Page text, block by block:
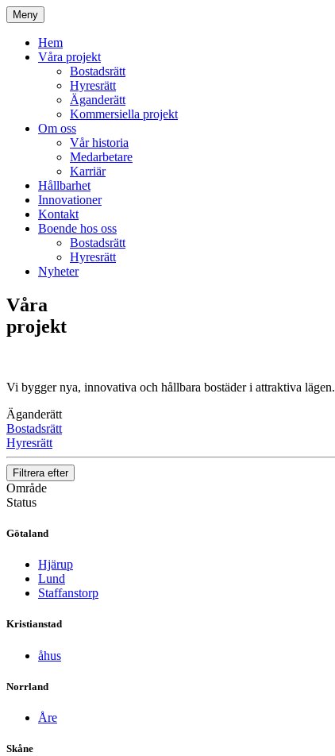
Meny
Hem
Våra projekt
Bostadsrätt
Hyresrätt
Äganderätt
Kommersiella projekt
Om oss
Vår historia
Medarbetare
Karriär
Hållbarhet
Innovationer
Kontakt
Boende hos oss
Bostadsrätt
Hyresrätt
Nyheter
Våra
projekt
Vi bygger nya, innovativa och hållbara bostäder i attraktiva lägen.
Äganderätt
Bostadsrätt
Hyresrätt
Filtrera efter
Område
Status
Götaland
Hjärup
Lund
Staffanstorp
Kristianstad
åhus
Norrland
Åre
Skåne